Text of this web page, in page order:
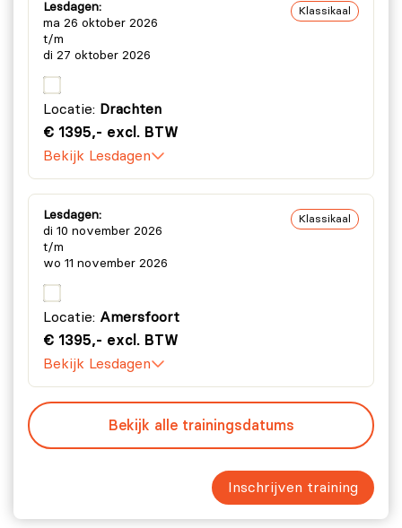
Lesdagen:
ma 26 oktober 2026
t/m
di 27 oktober 2026
Klassikaal
Locatie: Drachten
€ 1395,- excl. BTW
Bekijk Lesdagen
Lesdagen:
di 10 november 2026
t/m
wo 11 november 2026
Klassikaal
Locatie: Amersfoort
€ 1395,- excl. BTW
Bekijk Lesdagen
Bekijk alle trainingsdatums
Inschrijven training